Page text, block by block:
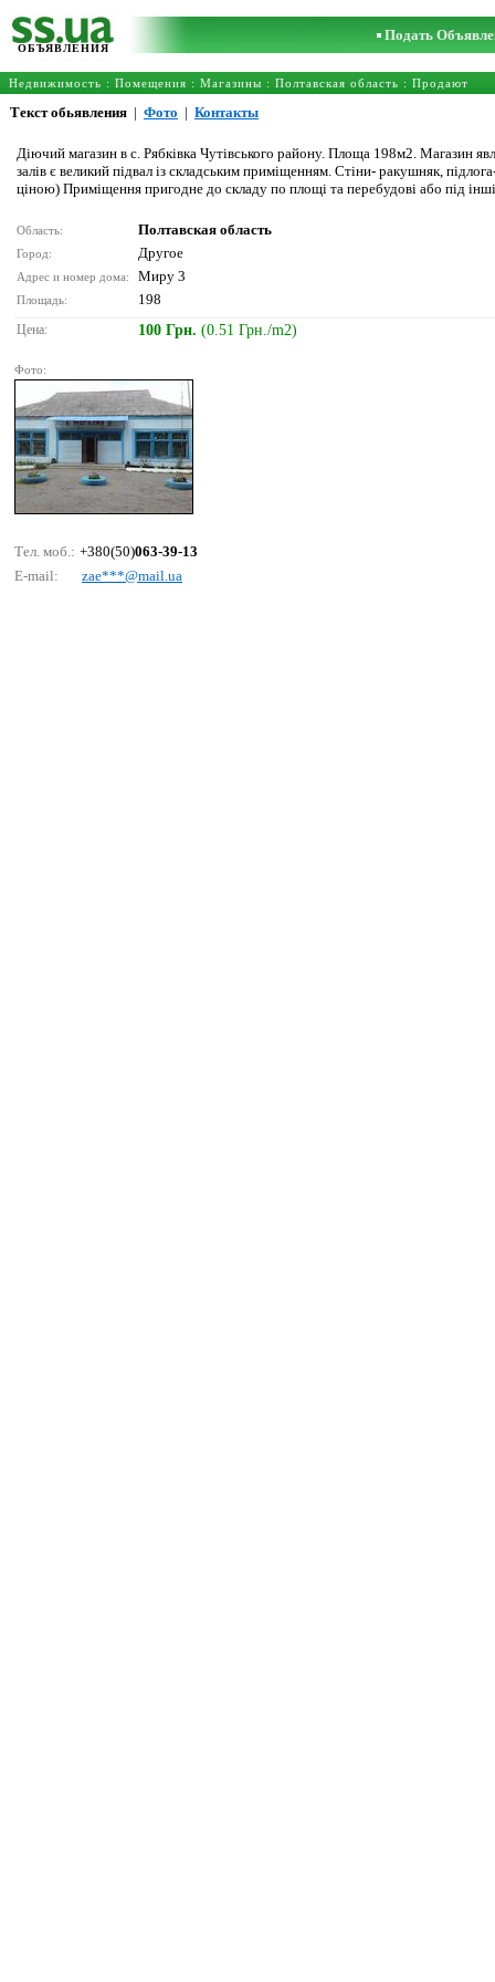
ОБЪЯВЛЕНИЯ
Подать
Недвижимость : Помещения : Магазины : Полтавская область : Продают
Текст обьявления | Фото | Контакты
Діючий магазин в с. Рябківка Чутівського району. Площа 198м2. Магазин
залів є великий підвал із складським приміщенням. Стіни- ракушняк,
ціною) Приміщення пригодне до складу по площі та перебудові або під
Область: Полтавская область
Город: Другое
Адрес и номер дома: Миру 3
Площадь: 198
Цена: 100 Грн. (0.51 Грн./m2)
Фото:
Тел. моб.: +380(50)063-39-13
E-mail:
zае***@mаil.uа